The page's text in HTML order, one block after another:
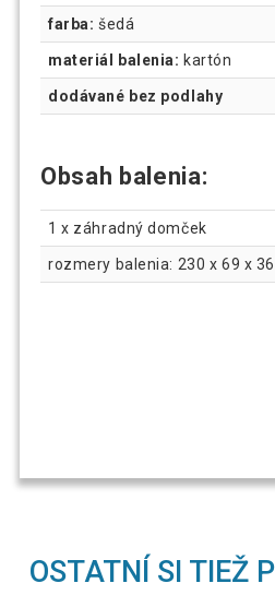
farba: šedá
materiál balenia: kartón
dodávané bez podlahy
Obsah balenia:
1 x záhradný domček
rozmery balenia: 230 x 69 x
OSTATNÍ SI TIEŽ